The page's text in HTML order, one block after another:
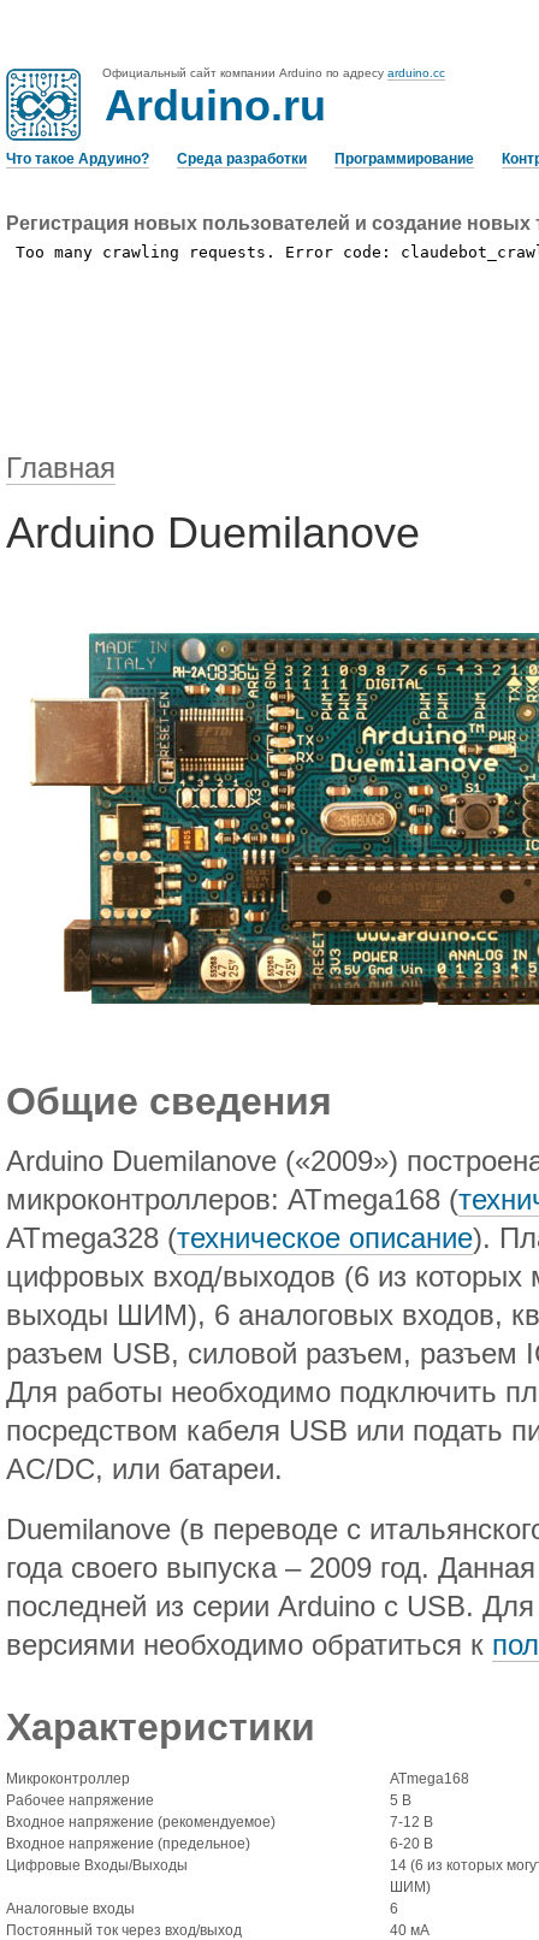
Официальный сайт компании Arduino по адресу arduino.cc
Arduino.ru
Что такое Ардуино? Среда разработки Программирование
Регистрация новых пользователей и создание
Главная
Arduino Duemilanove
Общие сведения
Arduino Duemilanove («2009»)
микроконтроллеров: ATmega168 (
ATmega328 (техническое описание).
цифровых вход/выходов (6 из которых
выходы ШИМ), 6 аналоговых входов,
разъем USB, силовой разъем, разъем
Для работы необходимо подключить
посредством кабеля USB или подать
AC/DC, или батареи.
Duemilanove (в переводе с
года своего выпуска – 2009 год.
последней из серии Arduino с USB.
версиями необходимо обратиться к
Характеристики
Микроконтроллер
ATmega168
Рабочее напряжение
5 В
Входное напряжение (рекомендуемое)
7-12 В
Входное напряжение (предельное)
6-20 В
Цифровые Входы/Выходы
14 (6 из которых
ШИМ)
Аналоговые входы
6
Постоянный ток через вход/выход
40 мА